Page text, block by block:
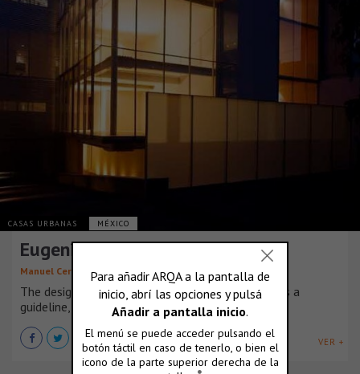
CASAS URBANAS MÉXICO
Eugenio Sue 133 – Pent house
Manuel Cervantes Cespedes Santiago Cespedes Morera
The design was born from restriction, the norm as a
guideline, drew up the parameters [...]
VER +